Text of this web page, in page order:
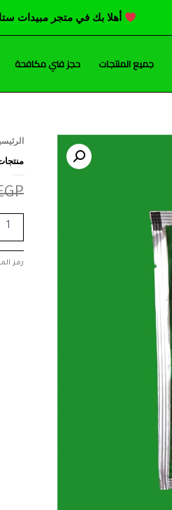
أهلا بك في متجر مبيدات
جميع المنتجات حجز فني مكافحة
كمية
ليبونيد
25
%
كيس
جرام
رمز